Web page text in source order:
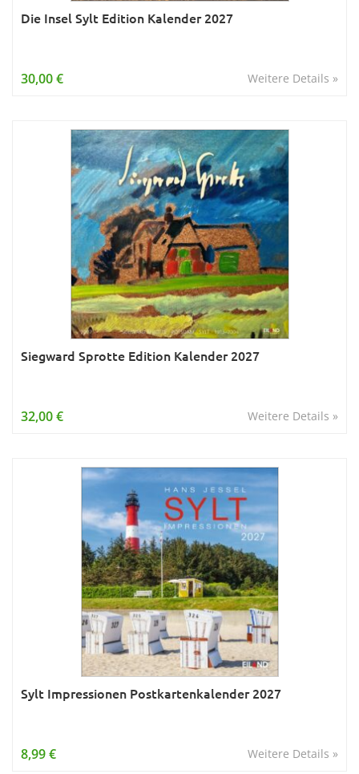
Was ist was; Städte
Young Adult
Die Insel Sylt Edition Kalender 2027
Weitere Details »
30,00 €
Siegward Sprotte Edition Kalender 2027
Weitere Details »
32,00 €
Sylt Impressionen Postkartenkalender 2027
Weitere Details »
8,99 €